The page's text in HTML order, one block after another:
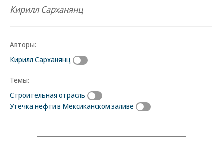
Кирилл Сарханянц
Авторы:
Кирилл Сарханянц
Темы:
Строительная отрасль
Утечка нефти в Мексиканском заливе